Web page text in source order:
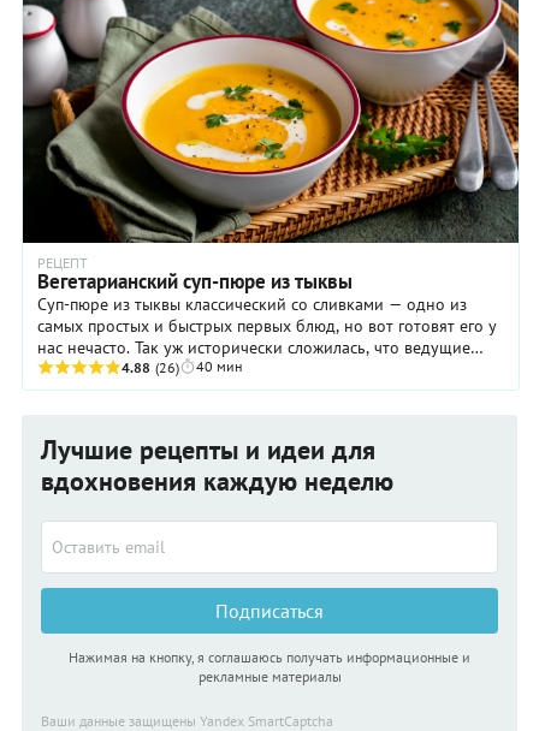
РЕЦЕПТ
Вегетарианский суп-пюре из тыквы
Суп-пюре из тыквы классический со сливками — одно из
самых простых и быстрых первых блюд, но вот готовят его у
нас нечасто. Так уж исторически сложилась, что ведущие
позиции в этой нише в России ...
4.88 (26) 40 мин
Лучшие рецепты и идеи для
вдохновения каждую неделю
Подписаться
Нажимая на кнопку, я соглашаюсь получать информационные и
рекламные материалы
Ваши данные защищены Yandex SmartCaptcha